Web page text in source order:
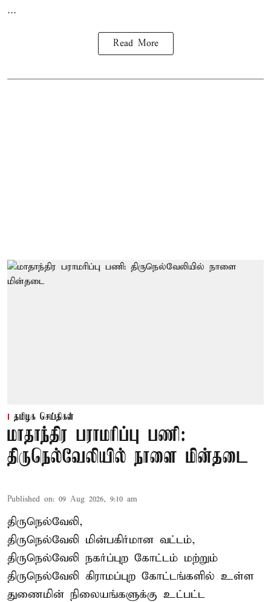
...
Read More
தமிழக செய்திகள்
மாதாந்திர பராமரிப்பு பணி:
திருநெல்வேலியில் நாளை மின்தடை
Published on: 09 Aug 2026, 9:10 am
திருநெல்வேலி,
திருநெல்வேலி மின்பகிர்மான வட்டம்,
திருநெல்வேலி நகர்ப்புற கோட்டம் மற்றும்
திருநெல்வேலி கிராமப்புற கோட்டங்களில் உள்ள
துணைமின் நிலையங்களுக்கு உட்பட்ட